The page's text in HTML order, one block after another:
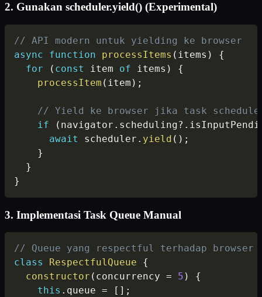
2. Gunakan scheduler.yield() (Experimental)
// API modern untuk yielding ke browser
async
function processItems ( items )
{
for
( const item of items )
{
processItem ( item ) ;
// Yield ke browser jika task
if
( navigator . scheduling?.
await
scheduler . yield ( ) ;
}
}
}
3. Implementasi Task Queue Manual
// Queue yang respectful terhadap browser
class
RespectfulQueue
{
constructor ( concurrency = 5 )
{
this . queue = [ ] ;